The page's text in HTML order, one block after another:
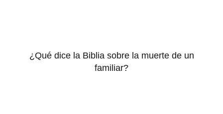
¿Qué dice la Biblia sobre la muerte de un
familiar?